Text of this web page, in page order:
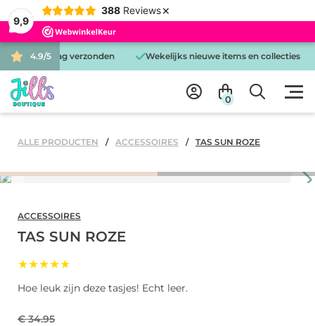
9,9
388 Reviews ×
4.9/5
dezelfde dag verzonden Wekelijks nieuwe items en collecties
0
ALLE PRODUCTEN ACCESSOIRES TAS SUN ROZE
ACCESSOIRES
TAS SUN ROZE
★★★★★
Hoe leuk zijn deze tasjes! Echt leer.
€ 34.95